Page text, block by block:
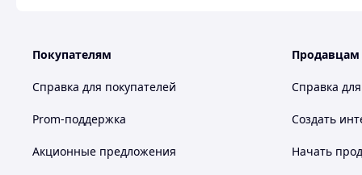
Покупателям
Справка для покупателей
Prom-поддержка
Акционные предложения
Продавцам
Справка
Создать
Начать